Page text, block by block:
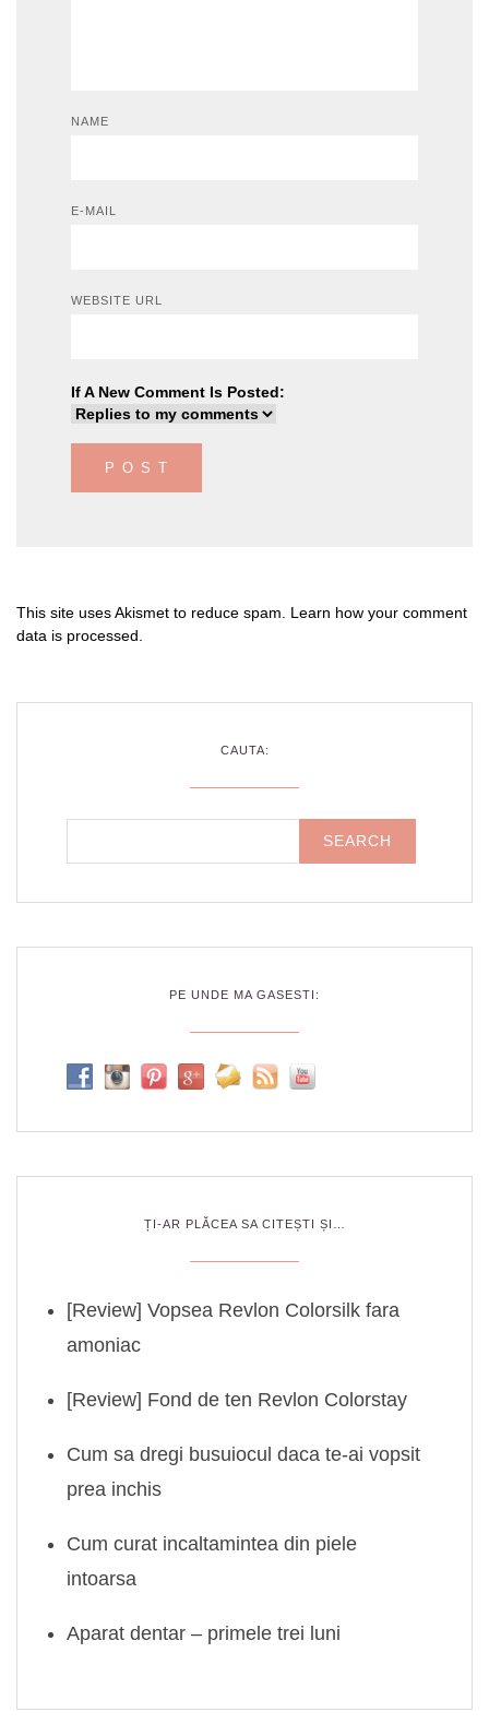
NAME
E-MAIL
WEBSITE URL
If A New Comment Is Posted:
This site uses Akismet to reduce spam. Learn how your comment
data is processed
CAUTA:
PE UNDE MA GASESTI:
ȚI-AR PLĂCEA SA CITEȘTI ȘI…
[Review] Vopsea Revlon Colorsilk fara
amoniac
[Review] Fond de ten Revlon Colorstay
Cum sa dregi busuiocul daca te-ai vopsit
prea inchis
Cum curat incaltamintea din piele
intoarsa
Aparat dentar – primele trei luni